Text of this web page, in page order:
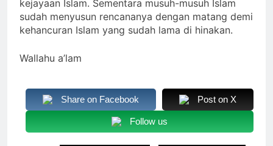
kejayaan Islam. Sementara musuh-musuh Islam
sudah menyusun rencananya dengan matang demi
kehancuran Islam yang sudah lama di hinakan.
Wallahu a’lam
Share on Facebook Post on X
Follow us